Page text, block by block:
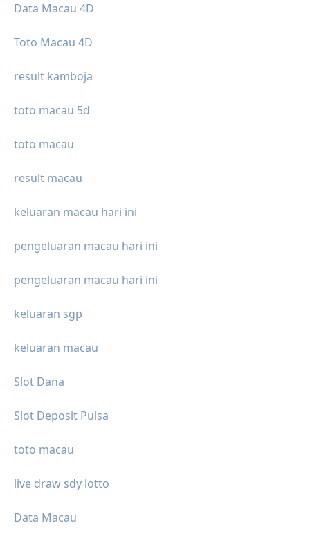
Data Macau 4D
Toto Macau 4D
result kamboja
toto macau 5d
toto macau
result macau
keluaran macau hari ini
pengeluaran macau hari ini
pengeluaran macau hari ini
keluaran sgp
keluaran macau
Slot Dana
Slot Deposit Pulsa
toto macau
live draw sdy lotto
Data Macau